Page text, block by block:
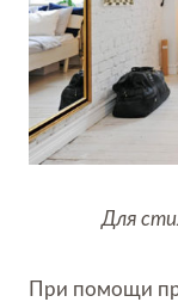
Для
При помощи